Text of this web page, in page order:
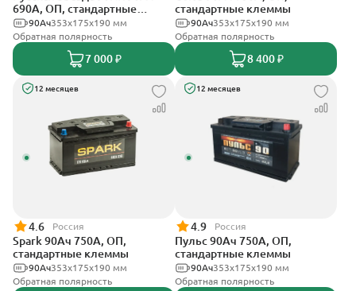
690А, ОП, стандартные
клеммы353x175x190 мм
90Ач
Обратная полярность
7 000 ₽
стандартные клеммы
353x175x190 мм
90Ач
Обратная полярность
8 400 ₽
12 месяцев
4.6 Россия
Spark 90Ач 750А, ОП,
стандартные клеммы
353х175х190 мм
90Ач
Обратная полярность
12 месяцев
4.9 Россия
Пульс 90Ач 750А, ОП,
стандартные клеммы
353x175x190 мм
90Ач
Обратная полярность